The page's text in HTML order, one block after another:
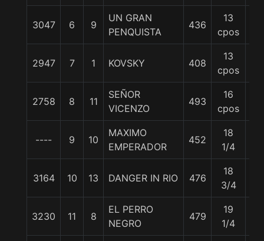
3047 6 9
UN GRAN
PENQUISTA
436
13
cpos
2947 7 1 KOVSKY 408
13
cpos
2758 8 11
SEÑOR
VICENZO
493
16
cpos
---- 9 10
MAXIMO
EMPERADOR
452
18
1/4
3164 10 13 DANGER IN RIO 476
18
3/4
3230 11 8
EL PERRO
NEGRO
479
19
1/4